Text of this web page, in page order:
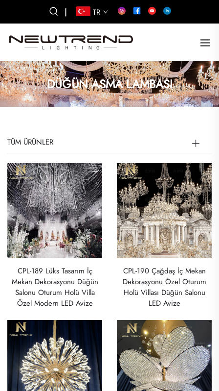
| TR
DÜĞÜN ASMA LAMBASI
TÜM ÜRÜNLER
CPL-189 Lüks Tasarım İç
Mekan Dekorasyonu Düğün
Salonu Oturum Holü Villa
Özel Modern LED Avize
CPL-190 Çağdaş İç Mekan
Dekorasyonu Özel Oturum
Holü Villası Düğün Salonu
LED Avize